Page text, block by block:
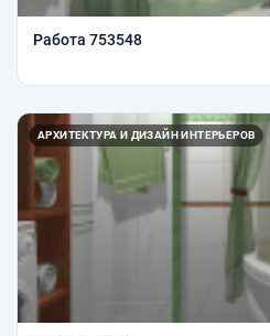
Работа 753548
АРХИТЕКТУРА И ДИЗАЙН ИНТЕРЬЕРОВ